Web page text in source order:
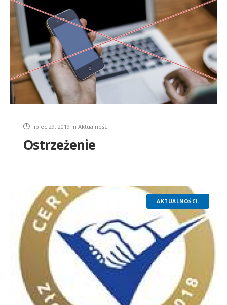
lipiec 29, 2019 in Aktualności
Ostrzeżenie
AKTUALNOŚCI.